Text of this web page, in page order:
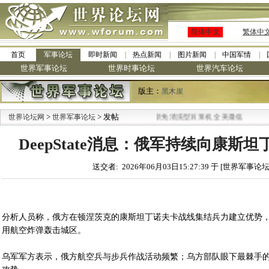
简体中文 繁体中
首页 军事论坛 即时新闻 热点新闻 图片新闻 中国军情
世界军事论坛 世界时事论坛 世界汽车论坛
版主： 黑木崖
世界论坛网 > 世界军事论坛 > 发帖
·九阳全新免清洗型豆浆机 全美最低
DeepState消息：俄军持续向康斯坦
送交者: 2026年06月03日15:27:39 于 [世界军事论
分析人员称，俄方在顿涅茨克的康斯坦丁诺夫卡战线集结兵力建立优势
用航空炸弹轰击城区。
乌军军方表示，俄方航空兵与步兵作战活动频繁；乌方部队眼下最棘手